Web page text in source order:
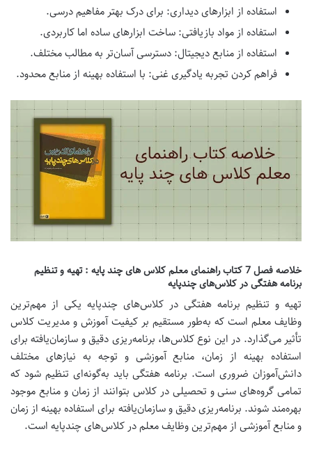
استفاده از ابزارهای دیداری: برای درک بهتر مفاهیم درسی.
استفاده از مواد بازیافتی: ساخت ابزارهای ساده اما کاربردی.
استفاده از منابع دیجیتال: دسترسی آسان‌تر به مطالب مختلف.
فراهم کردن تجربه یادگیری غنی: با استفاده بهینه از منابع محدود.
خلاصه فصل 7 کتاب راهنمای معلم کلاس های چند پایه : تهیه و تنظیم
برنامه هفتگی در کلاس‌های چندپایه
تهیه و تنظیم برنامه هفتگی در کلاس‌های چندپایه یکی از مهم‌ترین
وظایف معلم است که به‌طور مستقیم بر کیفیت آموزش و مدیریت کلاس
تأثیر می‌گذارد. در این نوع کلاس‌ها، برنامه‌ریزی دقیق و سازمان‌یافته برای
استفاده بهینه از زمان، منابع آموزشی و توجه به نیازهای مختلف
دانش‌آموزان ضروری است. برنامه هفتگی باید به‌گونه‌ای تنظیم شود که
تمامی گروه‌های سنی و تحصیلی در کلاس بتوانند از زمان و منابع موجود
بهره‌مند شوند. برنامه‌ریزی دقیق و سازمان‌یافته برای استفاده بهینه از زمان
و منابع آموزشی از مهم‌ترین وظایف معلم در کلاس‌های چندپایه است.